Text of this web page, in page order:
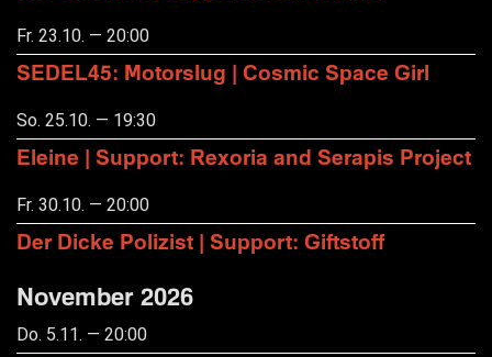
Fr. 23.10. — 20:00
SEDEL45: Motorslug | Cosmic Space Girl
So. 25.10. — 19:30
Eleine | Support: Rexoria and Serapis Project
Fr. 30.10. — 20:00
Der Dicke Polizist | Support: Giftstoff
November 2026
Do. 5.11. — 20:00